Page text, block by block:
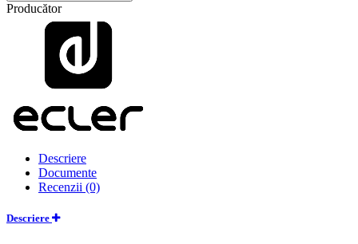
Producător
Descriere
Documente
Recenzii (0)
Descriere